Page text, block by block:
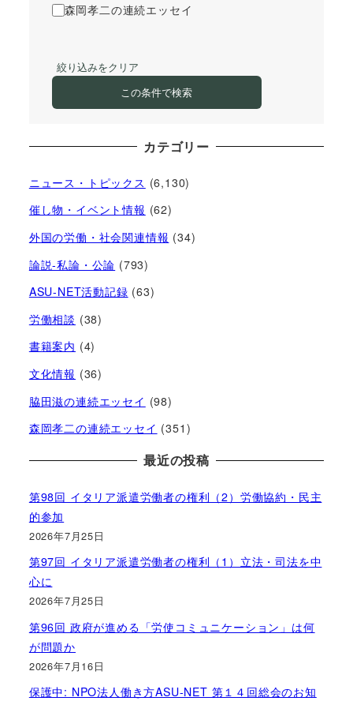
森岡孝二の連続エッセイ
絞り込みをクリア
この条件で検索
カテゴリー
ニュース・トピックス (6,130)
催し物・イベント情報 (62)
外国の労働・社会関連情報 (34)
論説-私論・公論 (793)
ASU-NET活動記録 (63)
労働相談 (38)
書籍案内 (4)
文化情報 (36)
脇田滋の連続エッセイ (98)
森岡孝二の連続エッセイ (351)
最近の投稿
第98回 イタリア派遣労働者の権利（2）労働協約・民主
的参加
2026年7月25日
第97回 イタリア派遣労働者の権利（1）立法・司法を中
心に
2026年7月25日
第96回 政府が進める「労使コミュニケーション」は何
が問題か
2026年7月16日
保護中: NPO法人働き方ASU-NET 第１４回総会のお知